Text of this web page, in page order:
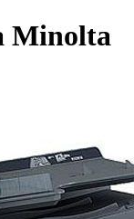
Minolta